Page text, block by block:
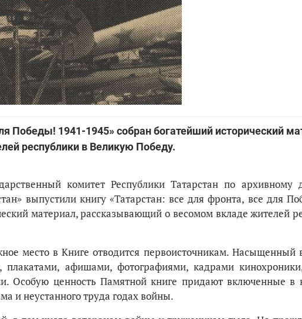
Победы! 1941-1945» собран богатейший исторический
республики в Великую Победу.
комитет Республики Татарстан по архивному
выпустили книгу «Татарстан: все для фронта, все для
материал, рассказывающий о весомом вкладе жителей
место в Книге отводится первоисточникам. Насыщенный
плакатами, афишами, фотографиями, кадрами
Особую ценность Памятной книге придают включенные в
и неустанного труда годах войны.